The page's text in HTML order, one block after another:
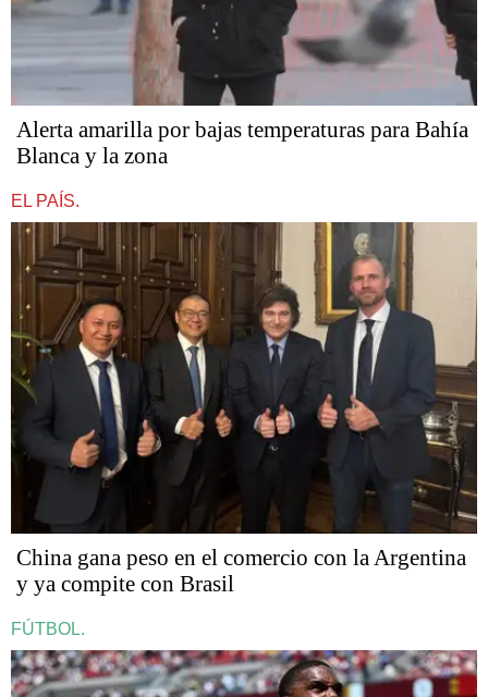
Alerta amarilla por bajas temperaturas para Bahía
Blanca y la zona
EL PAÍS.
China gana peso en el comercio con la Argentina
y ya compite con Brasil
FÚTBOL.